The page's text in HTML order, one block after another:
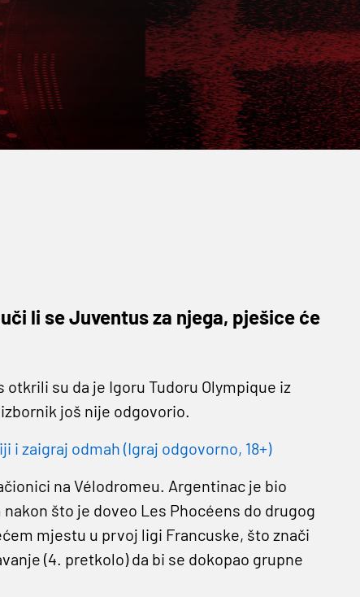
li se Juventus za njega, pješice će
su da je Igoru Tudoru Olympique iz
još nije odgovorio.
i zaigraj odmah (Igraj odgovorno, 18+)
na Vélodromeu. Argentinac je bio
što je doveo Les Phocéens do drugog
mjestu u prvoj ligi Francuske, što znači
(4. pretkolo) da bi se dokopao grupne